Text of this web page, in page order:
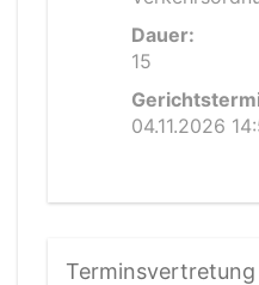
Dauer:
15
04.11.2026
Terminsvertretung